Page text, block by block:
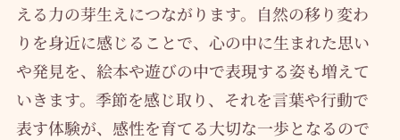
える力の芽生えにつながります。自然の移り変わ
りを身近に感じることで、心の中に生まれた思い
や発見を、絵本や遊びの中で表現する姿も増えて
いきます。季節を感じ取り、それを言葉や行動で
表す体験が、感性を育てる大切な一歩となるので